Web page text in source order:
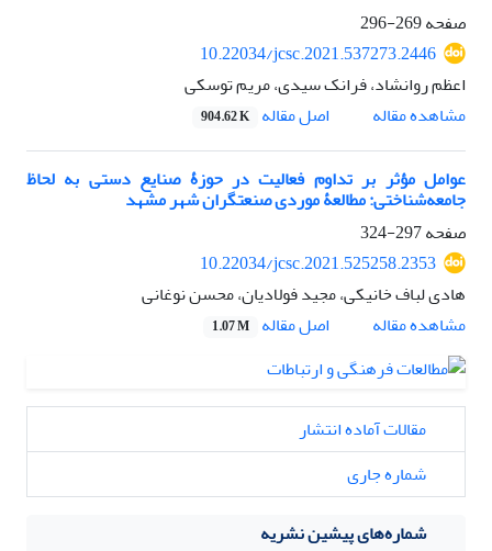
صفحه269-296
10.22034/jcsc.2021.537273.2446
اعظم روانشاد، فرانک سیدی، مریم توسکی
مشاهده مقاله
اصل مقاله 904.62 K
عوامل مؤثر بر تداوم فعالیت در حوزۀ صنایع دستی به لحاظ
جامعه‌شناختی: مطالعۀ موردی صنعتگران شهر مشهد
صفحه297-324
10.22034/jcsc.2021.525258.2353
هادی لباف خانیکی، مجید فولادیان، محسن نوغانی
مشاهده مقاله
اصل مقاله 1.07 M
مقالات آماده انتشار
شماره جاری
شماره‌های پیشین نشریه